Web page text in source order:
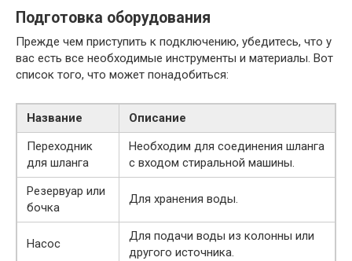
Подготовка оборудования
Прежде чем приступить к подключению, убедитесь, что у
вас есть все необходимые инструменты и материалы. Вот
список того, что может понадобиться:
Название
Описание
Переходник
для шланга
Необходим для соединения шланга
с входом стиральной машины.
Резервуар или
бочка
Для хранения воды.
Насос
Для подачи воды из колонны или
другого источника.